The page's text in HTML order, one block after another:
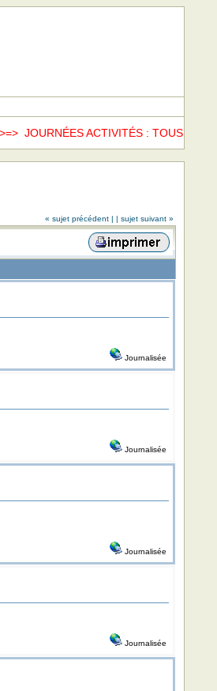
ACTIVITÉS : TOUS LES
« sujet précédent | | sujet suivant »
Journalisée
Journalisée
Journalisée
Journalisée